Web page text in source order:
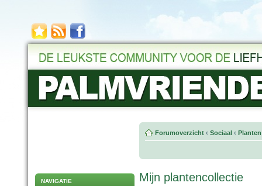
NAVIGATIE
Forumoverzicht ‹ Sociaal ‹
Mijn plantencollectie